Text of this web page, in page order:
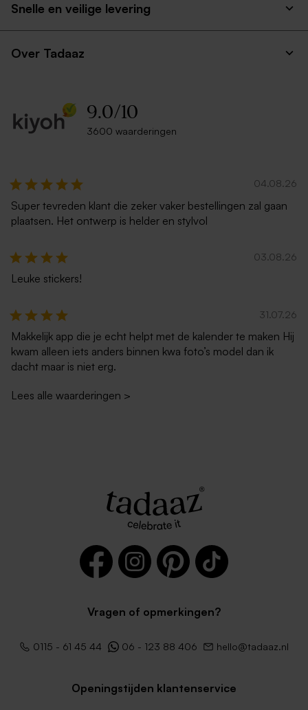
Snelle en veilige levering
Over Tadaaz
9.0/10
3600 waarderingen
04.08.26
Super tevreden klant die zeker vaker bestellingen zal gaan
plaatsen. Het ontwerp is helder en stylvol
03.08.26
Leuke stickers!
31.07.26
Makkelijk app die je echt helpt met de kalender te maken Hij
kwam alleen iets anders binnen kwa foto’s model dan ik
dacht maar is niet erg.
Lees alle waarderingen >
Vragen of opmerkingen?
0115 - 61 45 44 06 - 123 88 406 hello@tadaaz.nl
Openingstijden klantenservice